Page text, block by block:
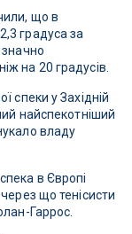
що в
градуса за
на 20 градусів.
спеки у Західній
найспекотніший
владу
в Європі
що тенісисти
Гаррос.